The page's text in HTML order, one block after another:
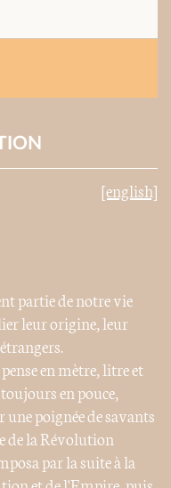
[english]
partie de notre vie
leur origine, leur
en mètre, litre et
en pouce,
poignée de savants
de la Révolution
par la suite à la